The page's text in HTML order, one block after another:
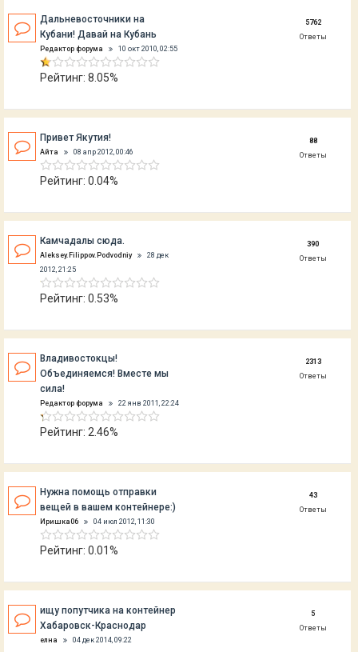
Дальневосточники на
Кубани! Давай на Кубань
Редактор форума 10 окт 2010, 02:55
Рейтинг: 8.05%
5762
Ответы
Привет Якутия!
Айта 08 апр 2012, 00:46
Рейтинг: 0.04%
88
Ответы
Камчадалы сюда.
Aleksey.Filippov.Podvodniy
28 дек
2012, 21:25
Рейтинг: 0.53%
390
Ответы
Владивостокцы!
Объединяемся! Вместе мы
сила!
Редактор форума 22 янв 2011, 22:24
Рейтинг: 2.46%
2313
Ответы
Нужна помощь отправки
вещей в вашем контейнере:)
Иришка06 04 июл 2012, 11:30
Рейтинг: 0.01%
43
Ответы
ищу попутчика на контейнер
Хабаровск-Краснодар
елна 04 дек 2014, 09:22
5
Ответы